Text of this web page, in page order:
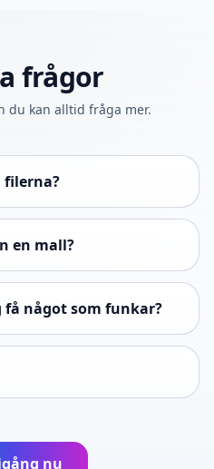
frågor
du kan alltid fråga mer.
filerna?
en mall?
få något som funkar?
nu